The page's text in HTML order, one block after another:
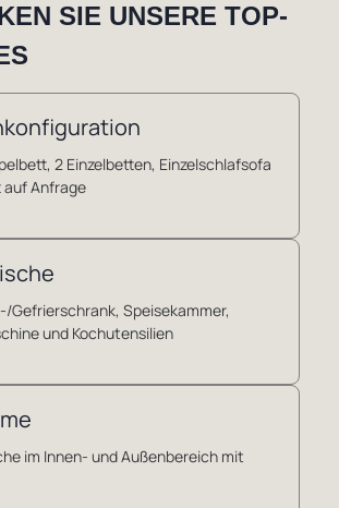
SIE UNSERE TOP-
2 Einzelbetten, Einzelschlafsofa
auf Anfrage
Gefrierschrank, Speisekammer,
und Kochutensilien
im Innen- und Außenbereich mit